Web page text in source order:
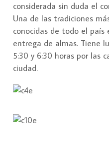
considerada sin duda el
Una de las tradiciones
conocidas de todo el país
entrega de almas. Tiene
5:30 y 6:30 horas por las
ciudad.